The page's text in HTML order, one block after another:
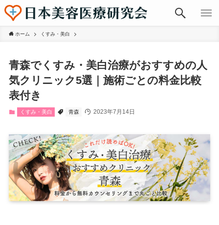
ホーム くすみ・美白
青森でくすみ・美白治療がおすすめの人
気クリニック5選｜施術ごとの料金比較
表付き
くすみ・美白 青森 2023年7月14日